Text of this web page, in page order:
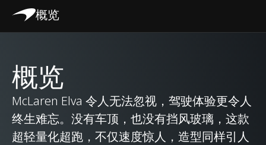
概览
概览
McLaren Elva 令人无法忽视，驾驶体验更令人
终生难忘。没有车顶，也没有挡风玻璃，这款
超轻量化超跑，不仅速度惊人，造型同样引人